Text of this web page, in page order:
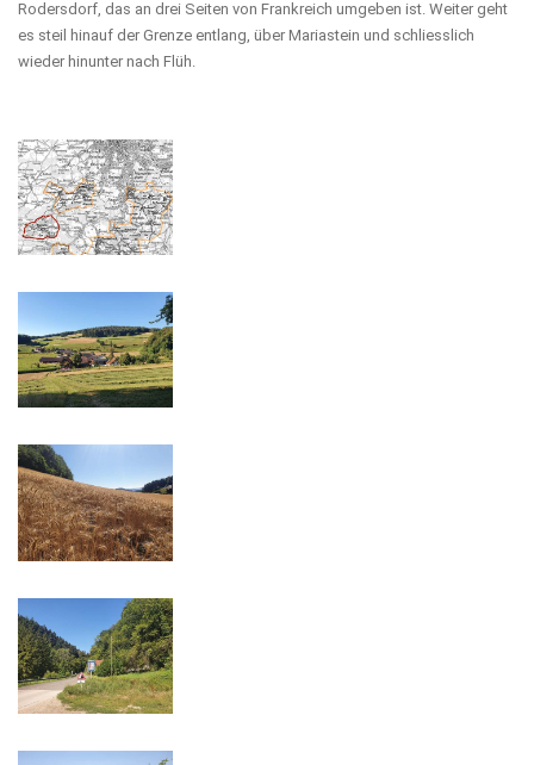
Rodersdorf, das an drei Seiten von Frankreich umgeben ist. Weiter geht
es steil hinauf der Grenze entlang, über Mariastein und schliesslich
wieder hinunter nach Flüh.